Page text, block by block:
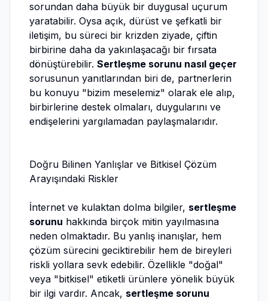
sorundan daha büyük bir duygusal uçurum
yaratabilir. Oysa açık, dürüst ve şefkatli bir
iletişim, bu süreci bir krizden ziyade, çiftin
birbirine daha da yakınlaşacağı bir fırsata
dönüştürebilir. Sertleşme sorunu nasıl geçer
sorusunun yanıtlarından biri de, partnerlerin
bu konuyu "bizim meselemiz" olarak ele alıp,
birbirlerine destek olmaları, duygularını ve
endişelerini yargılamadan paylaşmalarıdır.
Doğru Bilinen Yanlışlar ve Bitkisel Çözüm
Arayışındaki Riskler
İnternet ve kulaktan dolma bilgiler, sertleşme
sorunu hakkında birçok mitin yayılmasına
neden olmaktadır. Bu yanlış inanışlar, hem
çözüm sürecini geciktirebilir hem de bireyleri
riskli yollara sevk edebilir. Özellikle "doğal"
veya "bitkisel" etiketli ürünlere yönelik büyük
bir ilgi vardır. Ancak, sertleşme sorunu